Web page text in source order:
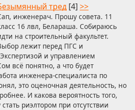
тред [4] >>
инженерач. Прошу совета. 11
16 лвл, Белараша. Собираюсь
на строительный факультет.
лежит перед ПГС и
и управлением
всё понятно, а что будет
инженера-специалиста по
это оценочная деятельность, но
И какова вероятность того,
риэлтором при отсутствии